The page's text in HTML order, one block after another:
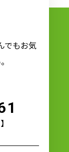
でもお気